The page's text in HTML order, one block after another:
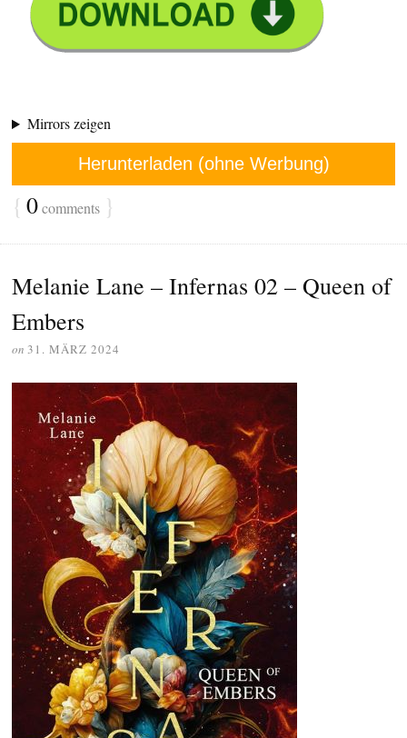
Mirrors zeigen
Herunterladen (ohne Werbung)
{ 0comments }
Melanie Lane – Infernas 02 – Queen of
Embers
on 31. MÄRZ 2024